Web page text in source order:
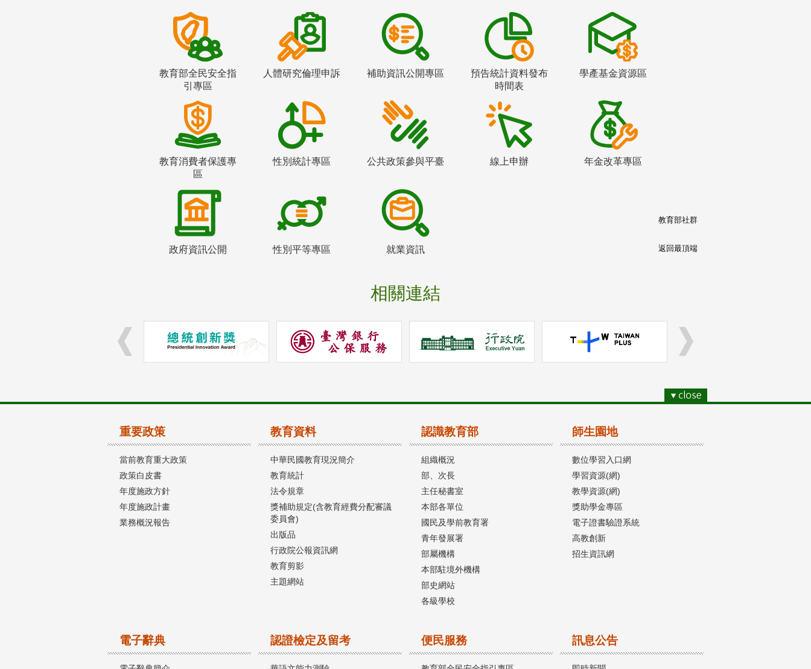
教育部全民安全指
引專區
人體研究倫理申訴 補助資訊公開專區
預告統計資料發布
時間表
學產基金資源區
教育消費者保護專
區
性別統計專區 公共政策參與平臺 線上申辦 年金改革專區
政府資訊公開 性別平等專區 就業資訊
相關連結
教育部社群
返回最頂端
重要政策
當前教育重大政策
政策白皮書
年度施政方針
年度施政計畫
業務概況報告
教育資料
中華民國教育現況簡介
教育統計
法令規章
獎補助規定(含教育經費分配審議
委員會)
出版品
行政院公報資訊網
教育剪影
主題網站
認識教育部
組織概況
部、次長
主任秘書室
本部各單位
國民及學前教育署
青年發展署
部屬機構
本部駐境外機構
部史網站
各級學校
師生園地
數位學習入口網
學習資源(網)
教學資源(網)
獎助學金專區
電子證書驗證系統
高教創新
招生資訊網
電子辭典 認證檢定及留考 便民服務 訊息公告